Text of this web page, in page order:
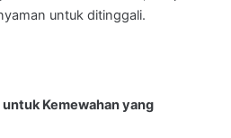
untuk ditinggali.
Kemewahan yang